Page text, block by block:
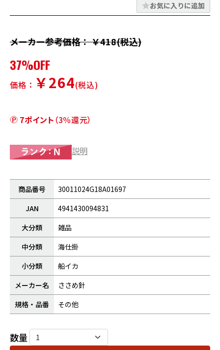
お気に入りに追加
メーカー参考価格： ￥418(税込)
37%OFF
価格： ￥264(税込)
7ポイント （3％還元）
説明
商品番号
30011024G18A01697
JAN
4941430094831
大分類
雑品
中分類
海仕掛
小分類
船イカ
メーカー名
ささめ針
規格・品番
その他
数量